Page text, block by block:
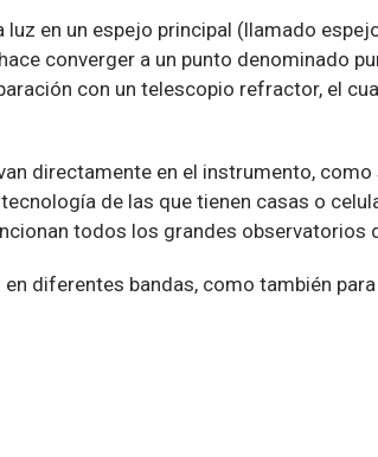
en un espejo principal (llamado
converger a un punto denominado
con un telescopio refractor, el
directamente en el instrumento, como
de las que tienen casas o
todos los grandes observatorios
diferentes bandas, como también